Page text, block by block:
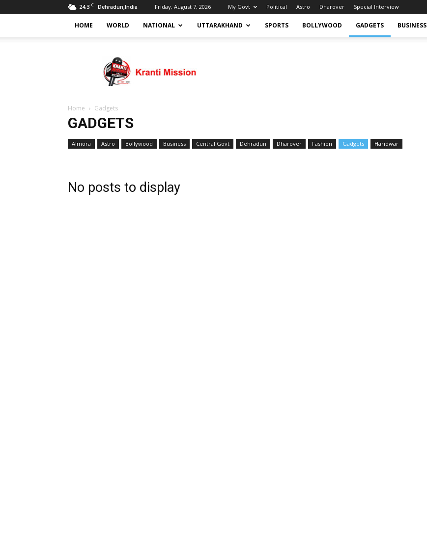
24.3 C Dehradun,India Friday, August 7, 2026 My Govt Political Astro Dharover Special Interview
HOME WORLD NATIONAL UTTARAKHAND SPORTS BOLLYWOOD GADGETS BUSINESS
mission
Home Gadgets
GADGETS
Almora Astro Bollywood Business Central Govt Dehradun Dharover Fashion Gadgets
Haridwar
No posts to display